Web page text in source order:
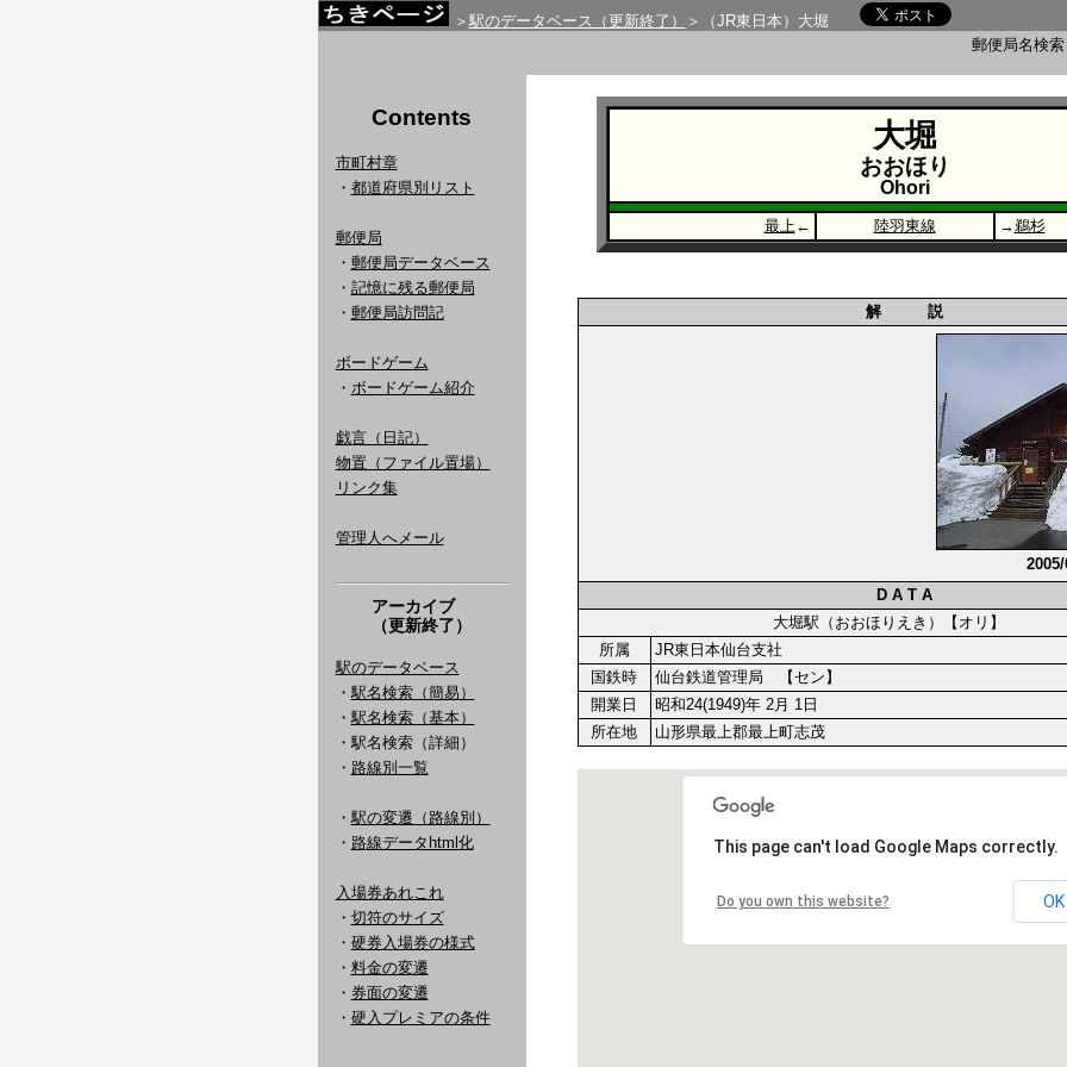
＞ 駅のデータベース（更新終了）
＞（JR東日本）大堀
郵便局名検
Contents
市町村章
・ 都道府県別リスト
郵便局
・ 郵便局データベース
・ 記憶に残る郵便局
・ 郵便局訪問記
ボードゲーム
・ ボードゲーム紹介
戯言（日記）
物置（ファイル置場）
リンク集
管理人へメール
アーカイブ
（更新終了）
駅のデータベース
・ 駅名検索（簡易）
・ 駅名検索（基本）
・駅名検索（詳細）
・ 路線別一覧
・ 駅の変遷（路線別）
・ 路線データhtml化
入場券あれこれ
・ 切符のサイズ
・ 硬券入場券の様式
・ 料金の変遷
・ 券面の変遷
・ 硬入プレミアの条件
大堀
おおほり
Ohori
最上← 陸羽東線 →鵜杉
解 説
D A T A
大堀駅（おおほりえき）【オリ】
所属
JR東日本仙台支社
国鉄時
仙台鉄道管理局 【セン】
開業日
昭和24(1949)年 2月 1日
所在地
山形県最上郡最上町志茂